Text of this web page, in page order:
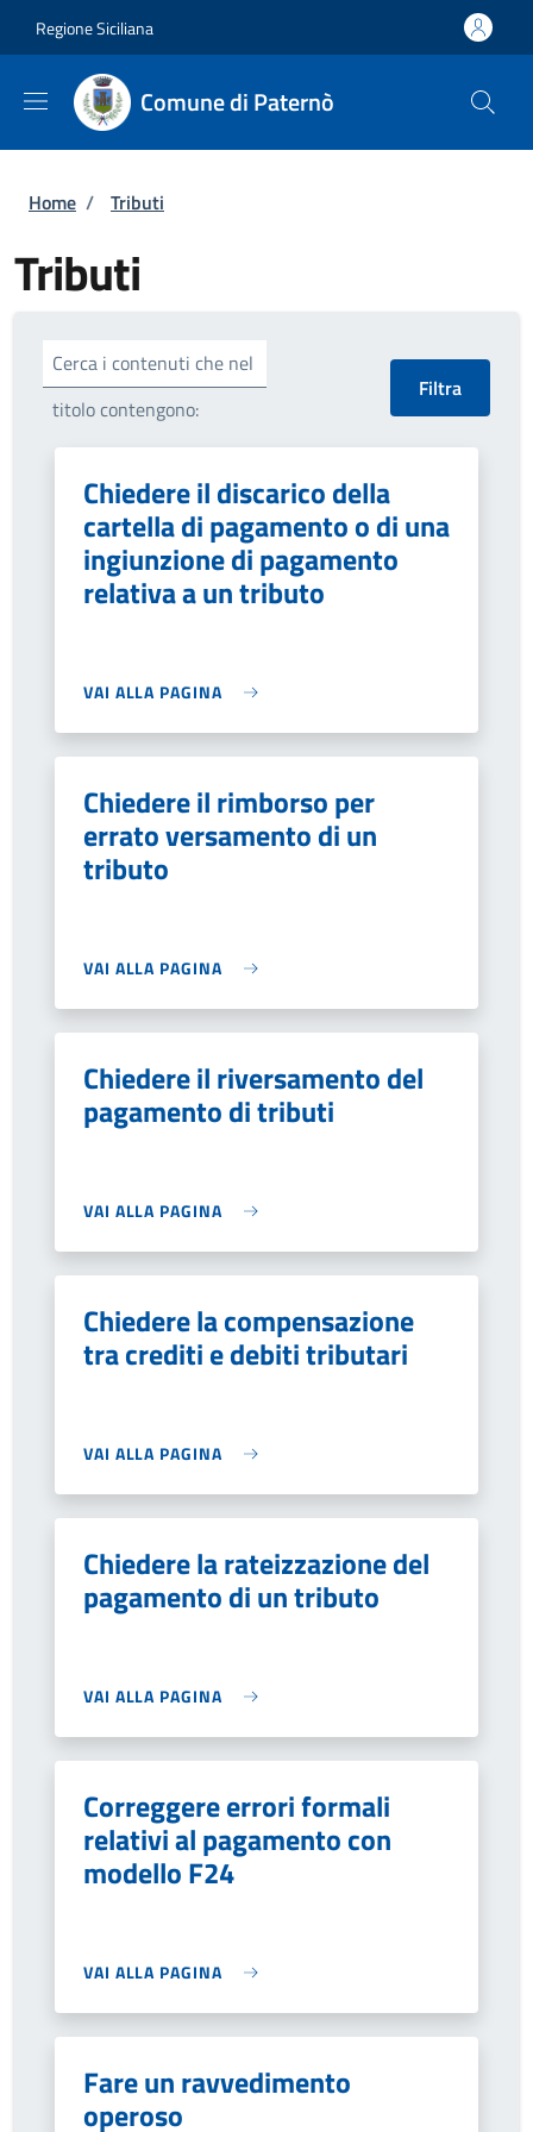
Regione Siciliana
Comune di Paternò
Briciole di pane
Home / Tributi
Tributi
Cerca i contenuti che nel
titolo contengono:
Chiedere il discarico della
cartella di pagamento o di una
ingiunzione di pagamento
relativa a un tributo
VAI ALLA PAGINA
Chiedere il rimborso per
errato versamento di un
tributo
VAI ALLA PAGINA
Chiedere il riversamento del
pagamento di tributi
VAI ALLA PAGINA
Chiedere la compensazione
tra crediti e debiti tributari
VAI ALLA PAGINA
Chiedere la rateizzazione del
pagamento di un tributo
VAI ALLA PAGINA
Correggere errori formali
relativi al pagamento con
modello F24
VAI ALLA PAGINA
Fare un ravvedimento
operoso